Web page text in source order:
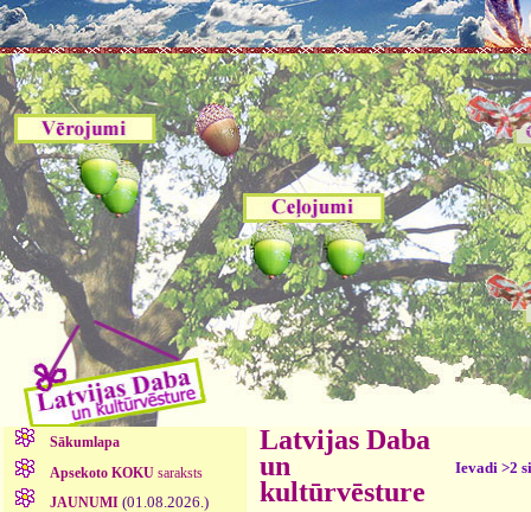
Sākumlapa
Apsekoto KOKUsaraksts
JAUNUMI (01.08.2026.)
Latvijas Daba
un
kultūrvēsture
Ievadi >2